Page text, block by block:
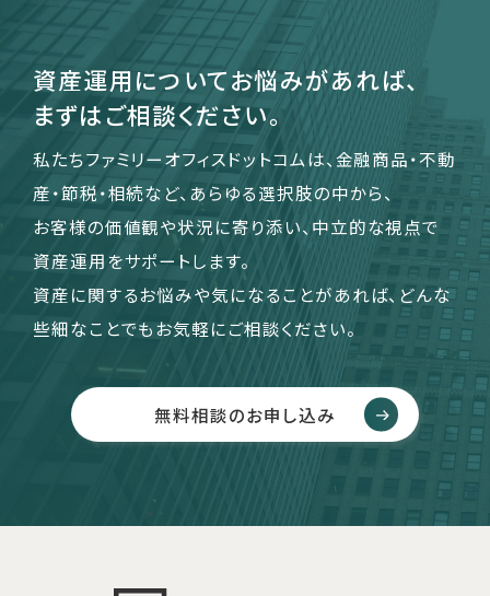
資産運用についてお悩みがあれば、
まずはご相談ください。
私たちファミリーオフィスドットコムは、金融商品・不動
産・節税・相続など、あらゆる選択肢の中から、
お客様の価値観や状況に寄り添い、中立的な視点で
資産運用をサポートします。
資産に関するお悩みや気になることがあれば、どんな
些細なことでもお気軽にご相談ください。
無料相談のお申し込み